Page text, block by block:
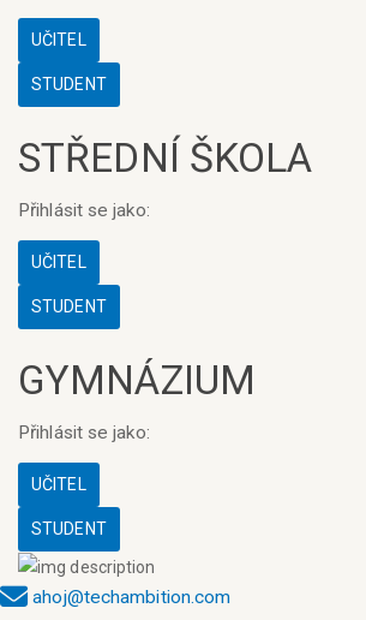
UČITEL
STUDENT
STŘEDNÍ ŠKOLA
Přihlásit se jako:
UČITEL
STUDENT
GYMNÁZIUM
Přihlásit se jako:
UČITEL
STUDENT
ahoj@techambition.com